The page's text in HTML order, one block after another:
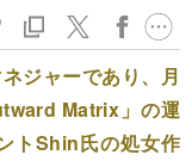
ジャーであり、月
Matrix」の運
トShin氏の処女作